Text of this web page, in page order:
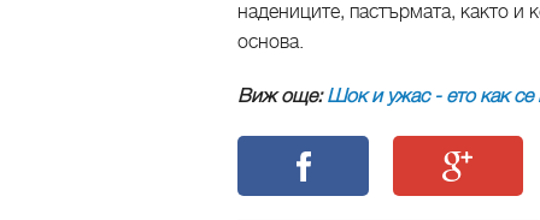
надениците, пастърмата, както и
основа.
Виж още:Шок и ужас - ето как